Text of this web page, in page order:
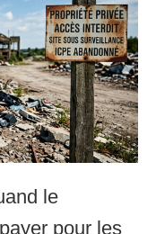
le
pour les